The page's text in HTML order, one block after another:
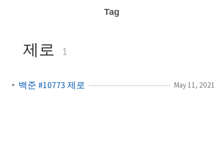
Tag
제로 1
백준 #10773 제로 May 11, 2021